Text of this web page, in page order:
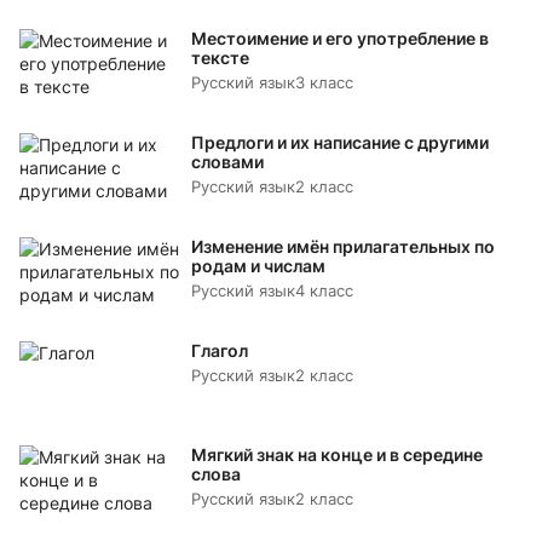
Местоимение и его употребление в
тексте
Русский язык3 класс
Предлоги и их написание с другими
словами
Русский язык2 класс
Изменение имён прилагательных по
родам и числам
Русский язык4 класс
Глагол
Русский язык2 класс
Мягкий знак на конце и в середине
слова
Русский язык2 класс